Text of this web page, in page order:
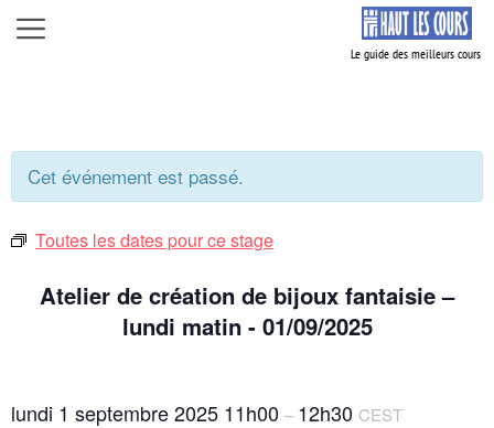
Aller
au
Menu
Cet événement est passé.
Toutes les dates pour ce stage
Atelier de création de bijoux fantaisie –
lundi matin - 01/09/2025
lundi 1 septembre 2025 11h00 – 12h30 CEST